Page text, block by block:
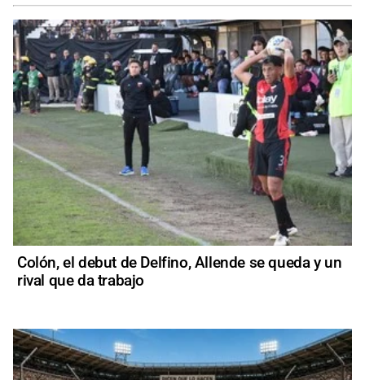
Colón, el debut de Delfino, Allende se queda y un
rival que da trabajo